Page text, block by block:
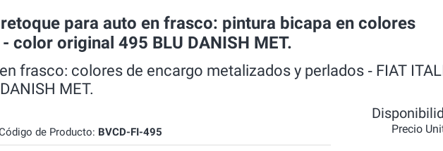
para auto en frasco: pintura bicapa en colores
color original 495 BLU DANISH MET.
frasco: colores de encargo metalizados y perlados ‐ FIAT
MET.
de Producto: BVCD-FI-495 Precio